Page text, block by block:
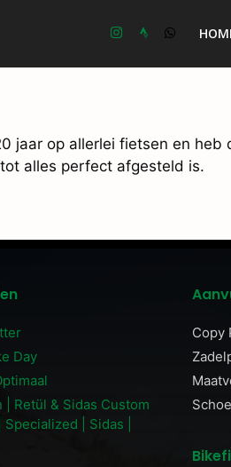
jaar op allerlei fietsen en
alles perfect afgesteld is.
Day
| Retül & Sidas Custom
| Sidas |
Copy